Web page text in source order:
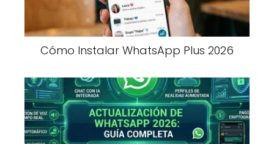
Cómo Instalar WhatsApp Plus 2026